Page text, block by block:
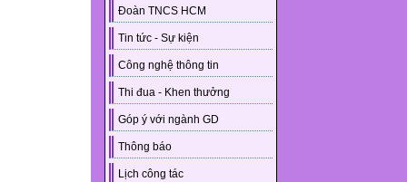
Đoàn TNCS HCM
Tin tức - Sự kiện
Công nghệ thông tin
Thi đua - Khen thưởng
Góp ý với ngành GD
Thông báo
Lịch công tác